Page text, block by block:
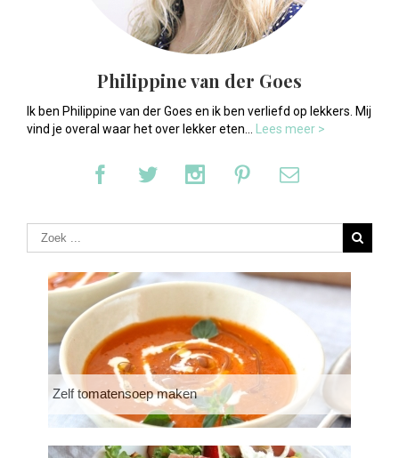
Philippine van der Goes
Ik ben Philippine van der Goes en ik ben verliefd op lekkers. Mij
vind je overal waar het over lekker eten...
Lees meer >
Zelf tomatensoep maken